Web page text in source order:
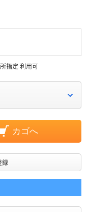
指定 利用可
カゴへ
録